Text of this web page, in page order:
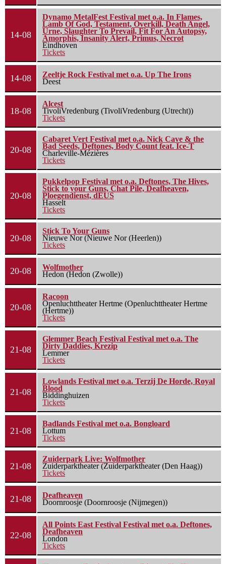
14-08
Dynamo MetalFest Festival met o.a. In Flames,
Lamb Of God, Testament, Overkill, Death Angel,
Urne, Slaughter To Prevail, Fit For An Autopsy,
Amorphis, Insanity Alert, Primus, Necrot
Eindhoven
Tickets
14-08
Zeeltje Rock Festival met o.a. Up The Irons
Deest
18-08
Alcest
TivoliVredenburg (TivoliVredenburg (Utrecht))
Tickets
20-08
Cabaret Vert Festival met o.a. Nick Cave & the
Bad Seeds, Deftones, Body Count feat. Ice-T
Charleville-Mézières
Tickets
20-08
Pukkelpop Festival met o.a. Deftones, The Hives,
Stick to your Guns, Chat Pile, Deafheaven,
Ploegendienst, dEUS
Hasselt
Tickets
20-08
Stick To Your Guns
Nieuwe Nor (Nieuwe Nor (Heerlen))
Tickets
20-08
Wolfmother
Hedon (Hedon (Zwolle))
20-08
Racoon
Openluchttheater Hertme (Openluchttheater Hertme
(Hertme))
Tickets
21-08
Glemmer Beach Festival Festival met o.a. The
Dirty Daddies, Krezip
Lemmer
Tickets
21-08
Lowlands Festival met o.a. Terzij De Horde, Royal
Blood
Biddinghuizen
Tickets
21-08
Badlands Festival met o.a. Bongloard
Lottum
Tickets
21-08
Zuiderpark Live: Wolfmother
Zuiderparktheater (Zuiderparktheater (Den Haag))
Tickets
21-08
Deafheaven
Doornroosje (Doornroosje (Nijmegen))
22-08
All Points East Festival Festival met o.a. Deftones,
Deafheaven
London
Tickets